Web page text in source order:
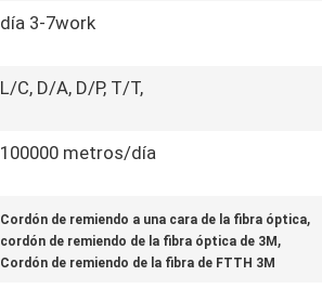
día 3-7work
L/C, D/A, D/P, T/T,
100000 metros/día
Cordón de remiendo a una cara de la fibra óptica,
cordón de remiendo de la fibra óptica de 3M ,
Cordón de remiendo de la fibra de FTTH 3M